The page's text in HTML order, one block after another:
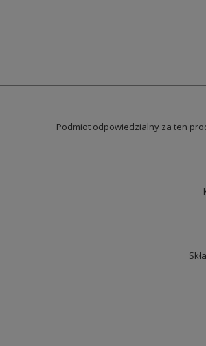
Podmiot odpowiedzialny za ten